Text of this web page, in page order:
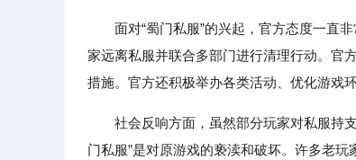
面对“蜀门私服”的兴起，官方态度一直
家远离私服并联合多部门进行清理行动。官
措施。官方还积极举办各类活动、优化游戏
社会反响方面，虽然部分玩家对私服持
门私服”是对原游戏的亵渎和破坏。许多老